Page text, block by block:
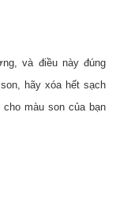
và điều này đúng
hãy xóa hết sạch
màu son của bạn